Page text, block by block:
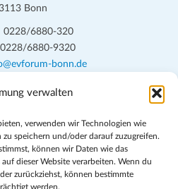
verwalten
verwenden wir Technologien wie
speichern und/oder darauf zuzugreifen.
können wir Daten wie das
dieser Website verarbeiten. Wenn du
zurückziehst, können bestimmte
werden.
Bonn
0228/6880-320
0228/6880-9320
bonn.de
Bonn will in seinen zentralen
und öffentlichen Lebens
und ehrlicher Auseinandersetzung
Verheißung des Evangeliums heraus
Leben verantwortlich zu